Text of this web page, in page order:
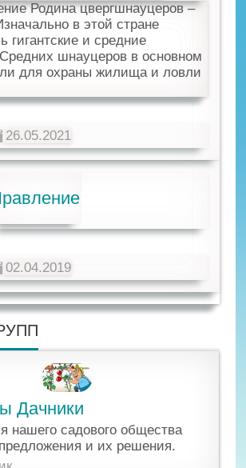
Родина цвергшнауцеров –
в этой стране
гигантские и средние
шнауцеров в основном
для охраны жилища и ловли
26.05.2021
02.04.2019
Дачники
нашего садового общества
и их решения.